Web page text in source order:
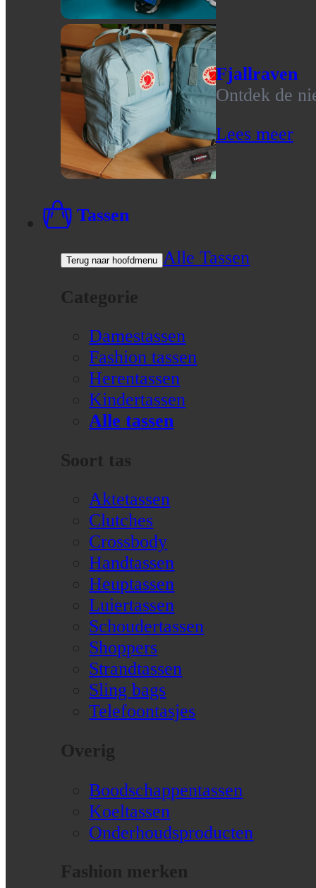
Fjallraven
Ontdek de
Lees meer
Tassen
Terug naar hoofdmenu Alle Tassen
Categorie
Damestassen
Fashion tassen
Herentassen
Kindertassen
Alle tassen
Soort tas
Aktetassen
Clutches
Crossbody
Handtassen
Heuptassen
Luiertassen
Schoudertassen
Shoppers
Strandtassen
Sling bags
Telefoontasjes
Overig
Boodschappentassen
Koeltassen
Onderhoudsproducten
Fashion merken